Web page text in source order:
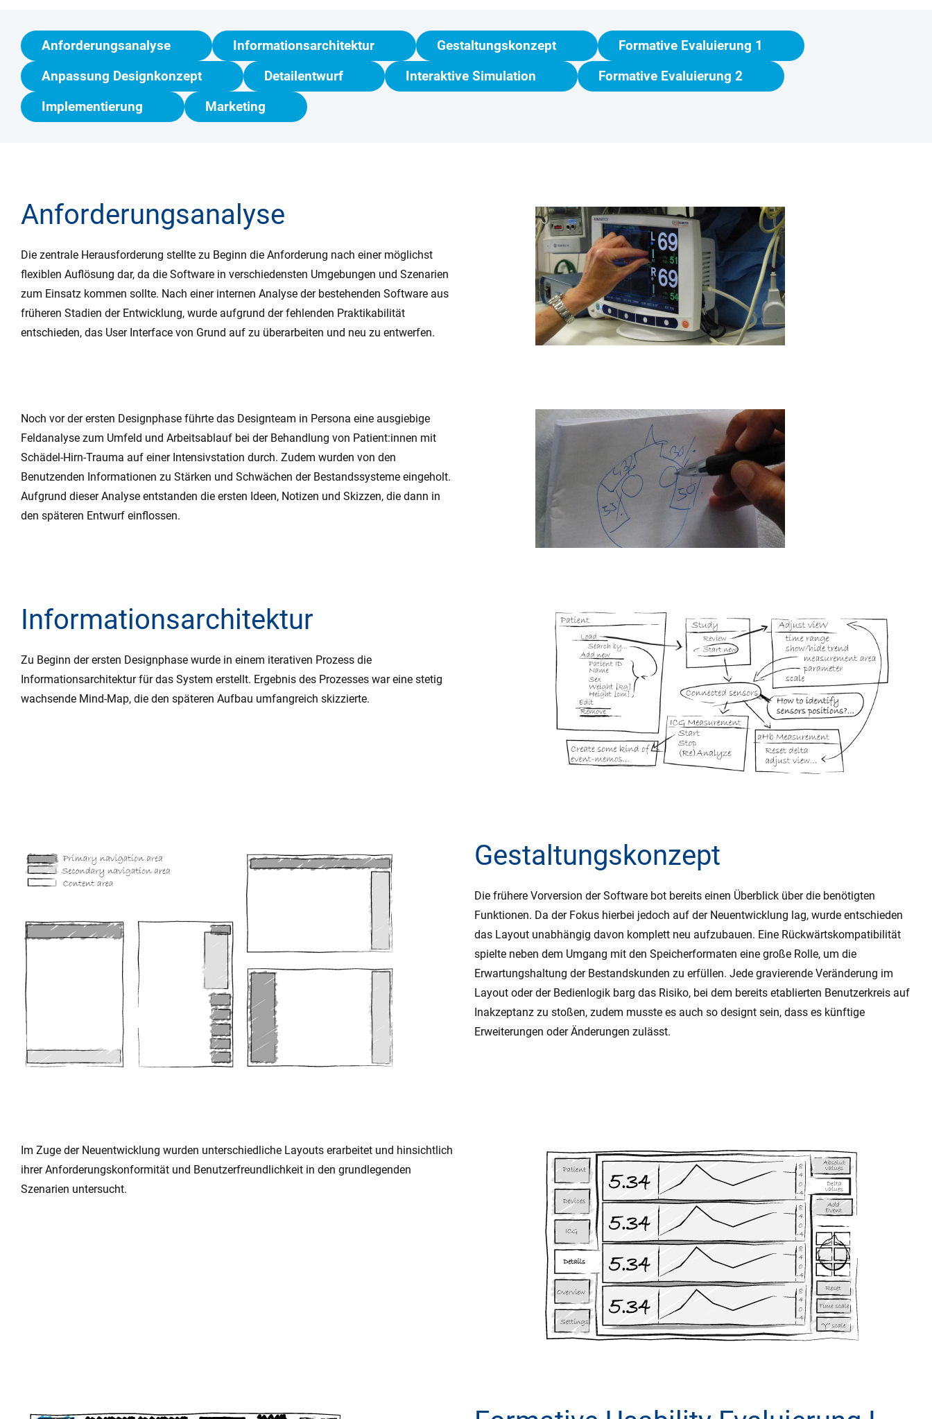
Anforderungsanalyse Informationsarchitektur Gestaltungskonzept
Formative Evaluierung 1
Anpassung Designkonzept
Detailentwurf Interaktive Simulation
Formative Evaluierung 2
Implementierung
Marketing
Anforderungsanalyse
Die zentrale Herausforderung stellte zu Beginn die Anforderung nach einer möglichst
flexiblen Auflösung dar, da die Software in verschiedensten Umgebungen und Szenarien
zum Einsatz kommen sollte. Nach einer internen Analyse der bestehenden Software aus
früheren Stadien der Entwicklung, wurde aufgrund der fehlenden Praktikabilität
entschieden, das User Interface von Grund auf zu überarbeiten und neu zu entwerfen.
Noch vor der ersten Designphase führte das Designteam in Persona eine ausgiebige
Feldanalyse zum Umfeld und Arbeitsablauf bei der Behandlung von Patient:innen mit
Schädel-Hirn-Trauma auf einer Intensivstation durch. Zudem wurden von den
Benutzenden Informationen zu Stärken und Schwächen der Bestandssysteme eingeholt.
Aufgrund dieser Analyse entstanden die ersten Ideen, Notizen und Skizzen, die dann in
den späteren Entwurf einflossen.
Informationsarchitektur
Zu Beginn der ersten Designphase wurde in einem iterativen Prozess die
Informationsarchitektur für das System erstellt. Ergebnis des Prozesses war eine stetig
wachsende Mind-Map, die den späteren Aufbau umfangreich skizzierte.
Gestaltungskonzept
Die frühere Vorversion der Software bot bereits einen Überblick über die benötigten
Funktionen. Da der Fokus hierbei jedoch auf der Neuentwicklung lag, wurde entschieden
das Layout unabhängig davon komplett neu aufzubauen. Eine Rückwärtskompatibilität
spielte neben dem Umgang mit den Speicherformaten eine große Rolle, um die
Erwartungshaltung der Bestandskunden zu erfüllen. Jede gravierende Veränderung im
Layout oder der Bedienlogik barg das Risiko, bei dem bereits etablierten Benutzerkreis auf
Inakzeptanz zu stoßen, zudem musste es auch so designt sein, dass es künftige
Erweiterungen oder Änderungen zulässt.
Im Zuge der Neuentwicklung wurden unterschiedliche Layouts erarbeitet und hinsichtlich
ihrer Anforderungskonformität und Benutzerfreundlichkeit in den grundlegenden
Szenarien untersucht.